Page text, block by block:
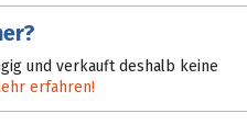
und verkauft deshalb keine
erfahren!